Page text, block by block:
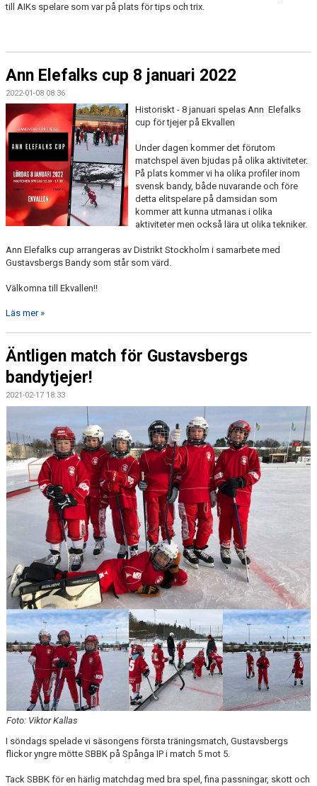
till AIKs spelare som var på plats för tips och trix.
Ann Elefalks cup 8 januari 2022
2022-01-08 08:36
Historiskt - 8 januari spelas Ann Elefalks
cup för tjejer på Ekvallen
Under dagen kommer det förutom
matchspel även bjudas på olika aktiviteter.
På plats kommer vi ha olika profiler inom
svensk bandy, både nuvarande och före
detta elitspelare på damsidan som
kommer att kunna utmanas i olika
aktiviteter men också lära ut olika tekniker.
Ann Elefalks cup arrangeras av Distrikt Stockholm i samarbete med
Gustavsbergs Bandy som står som värd.
Välkomna till Ekvallen!!
Läs mer »
Äntligen match för Gustavsbergs
bandytjejer!
2021-02-17 18:33
Foto: Viktor Kallas
I söndags spelade vi säsongens första träningsmatch, Gustavsbergs
flickor yngre mötte SBBK på Spånga IP i match 5 mot 5.
Tack SBBK för en härlig matchdag med bra spel, fina passningar, skott och